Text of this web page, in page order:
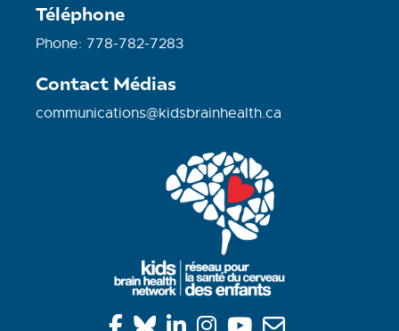
Téléphone
Phone: 778-782-7283
Contact Médias
communications@kidsbrainhealth.ca